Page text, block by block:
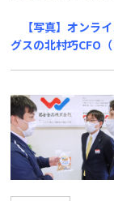
【写真】オンラ
グスの北村巧CFO（